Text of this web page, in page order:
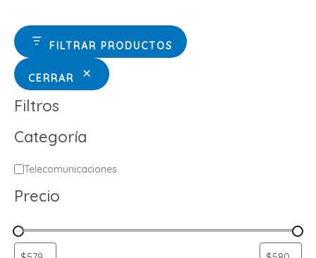
FILTRAR PRODUCTOS
CERRAR
Filtros
Categoría
C
a
e
g
Telecomunicaciones
Precio